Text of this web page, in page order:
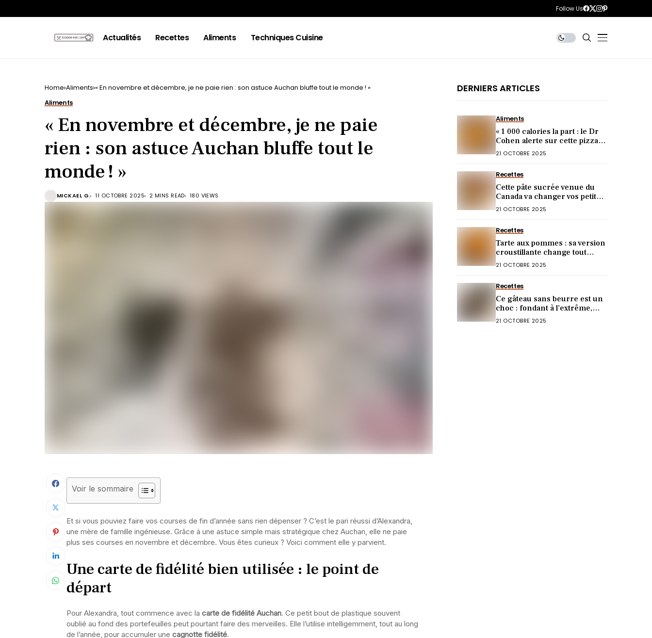
Follow Us
Actualités Recettes Aliments Techniques Cuisine
Home Aliments « En novembre et décembre, je ne paie rien : son astuce Auchan bluffe tout le monde ! »
Aliments
« En novembre et décembre, je ne paie
rien : son astuce Auchan bluffe tout le
monde ! »
MICKAEL G. 11 OCTOBRE 2025 2 MINS READ 180 VIEWS
Voir le sommaire
Et si vous pouviez faire vos courses de fin d’année sans rien dépenser ? C’est le pari réussi d’Alexandra,
une mère de famille ingénieuse. Grâce à une astuce simple mais stratégique chez Auchan, elle ne paie
plus ses courses en novembre et décembre. Vous êtes curieux ? Voici comment elle y parvient.
Une carte de fidélité bien utilisée : le point de
départ
Pour Alexandra, tout commence avec la carte de fidélité Auchan. Ce petit bout de plastique souvent
oublié au fond des portefeuilles peut pourtant faire des merveilles. Elle l’utilise intelligemment, tout au long
de l’année, pour accumuler une cagnotte fidélité.
DERNIERS ARTICLES
Aliments
« 1 000 calories la part : le Dr
Cohen alerte sur cette pizza
piège pour votre ligne »
21 OCTOBRE 2025
Recettes
Cette pâte sucrée venue du
Canada va changer vos petits-
déjeuners !
21 OCTOBRE 2025
Recettes
Tarte aux pommes : sa version
croustillante change tout
(vous allez l’adorer)
21 OCTOBRE 2025
Recettes
Ce gâteau sans beurre est un
choc : fondant à l’extrême,
goût incroyable !
21 OCTOBRE 2025